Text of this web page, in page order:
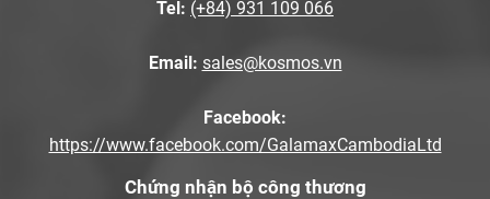
Tel: (+84) 931 109 066
Email: sales@kosmos.vn
Facebook:
https://www.facebook.com/GalamaxCambodiaLtd
Chứng nhận bộ công thương